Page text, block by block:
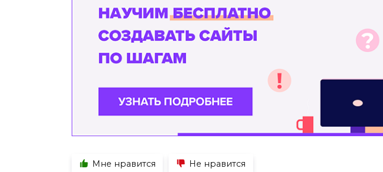
Мне нравится Не нравится